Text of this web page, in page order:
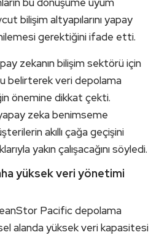
bilişim altyapılarını yapay
gerektiğini ifade etti.
zekanın bilişim sektörü için
belirterek veri depolama
önemine dikkat çekti.
zeka benimseme
akıllı çağa geçişini
yakın çalışacağını söyledi.
yüksek veri yönetimi
Pacific depolama
alanda yüksek veri kapasitesi